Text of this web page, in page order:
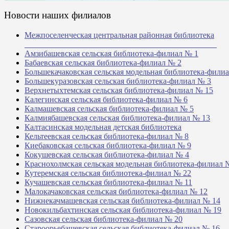
Новости наших филиалов
Межпоселенческая центральная районная библиотека
Амзибашевская сельская библиотека-филиал № 1
Бабаевская сельская библиотека-филиал № 2
Большекачаковская сельская модельная библиотека-
Большекуразовская сельская библиотека-филиал № 3
Верхнетыхтемская сельская библиотека-филиал № 15
Калегинская сельская библиотека-филиал № 6
Калмашевская сельская библиотека-филиал № 5
Калмиябашевская сельская библиотека-филиал № 13
Калтасинская модельная детская библиотека
Кельтеевская сельская библиотека-филиал № 8
Киебаковская сельская библиотека-филиал № 9
Кокушевская сельская библиотека-филиал № 4
Краснохолмская сельская модельная библиотека-филиал
Кутеремская сельская библиотека-филиал № 22
Кучашевская сельская библиотека-филиал № 11
Малокачаковская сельская библиотека-филиал № 12
Нижнекачмашевская сельская библиотека-филиал № 14
Новокильбахтинская сельская библиотека-филиал № 19
Сазовская сельская библиотека-филиал № 20